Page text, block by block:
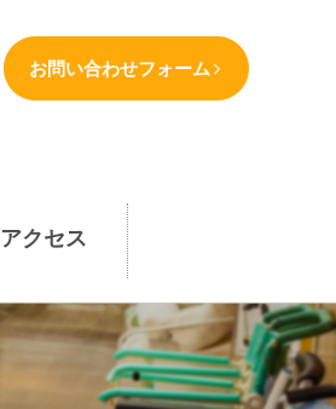
お問い合わせフォーム
アクセス